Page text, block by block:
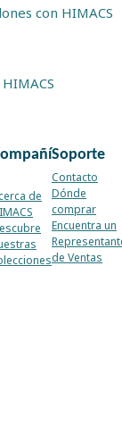
con HIMACS
de
Soporte
Contacto
Dónde
comprar
Encuentra un
de Ventas